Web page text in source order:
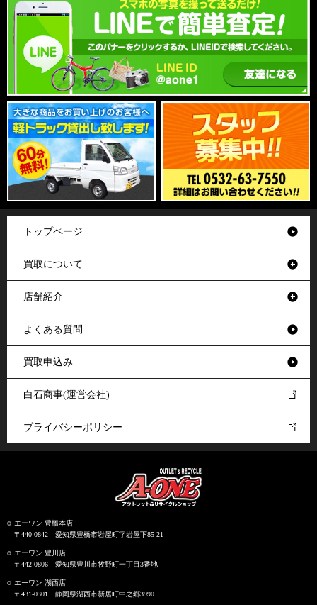
トップページ
買取について
店舗紹介
よくある質問
買取申込み
白石商事(運営会社)
プライバシーポリシー
エーワン 豊橋本店
〒440-0842 愛知県豊橋市岩屋町字岩屋下85-21
エーワン 豊川店
〒442-0806 愛知県豊川市牧野町一丁目3番地
エーワン 湖西店
〒431-0301 静岡県湖西市新居町中之郷3990